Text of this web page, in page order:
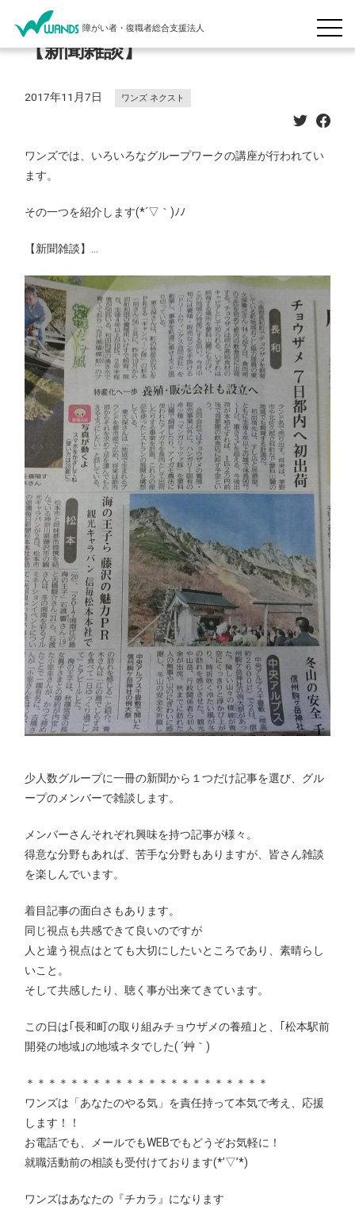
障がい者・復職者総合支援法人
【新聞雑談】
2017年11月7日 ワンズ ネクスト
ワンズでは、いろいろなグループワークの講座が行われてい
ます。
その一つを紹介します(*´▽｀)ﾉﾉ
【新聞雑談】
少人数グループに一冊の新聞から１つだけ記事を選び、グル
ープのメンバーで雑談します。
メンバーさんそれぞれ興味を持つ記事が様々。
得意な分野もあれば、苦手な分野もありますが、皆さん雑談
を楽しんでいます。
着目記事の面白さもあります。
同じ視点も共感できて良いのですが
人と違う視点はとても大切にしたいところであり、素晴らし
いこと。
そして共感したり、聴く事が出来てきています。
この日は｢長和町の取り組みチョウザメの養殖｣と、｢松本駅前
開発の地域｣の地域ネタでした( ´艸｀)
＊＊＊＊＊＊＊＊＊＊＊＊＊＊＊＊＊＊＊＊＊＊
ワンズは「あなたのやる気」を責任持って本気で考え、応援
します！！
お電話でも、メールでもWEBでもどうぞお気軽に！
就職活動前の相談も受付けております(*’▽’*)
ワンズはあなたの『チカラ』になります